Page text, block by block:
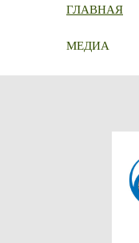
ГЛАВНАЯ
МЕДИА